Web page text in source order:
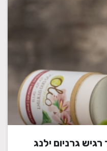
גרניום ילנג